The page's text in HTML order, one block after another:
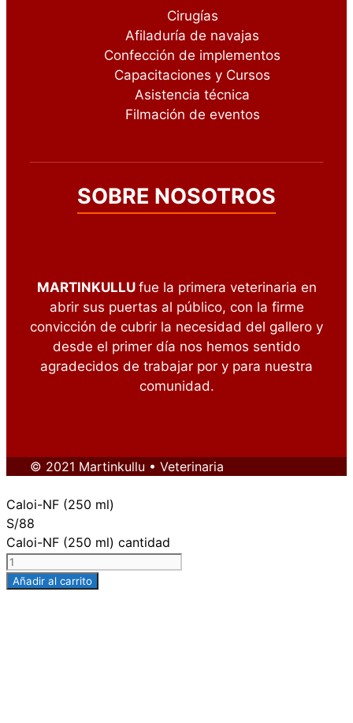
Cirugías
Afiladuría de navajas
Confección de implementos
Capacitaciones y Cursos
Asistencia técnica
Filmación de eventos
SOBRE NOSOTROS
MARTINKULLU fue la primera veterinaria en
abrir sus puertas al público, con la firme
convicción de cubrir la necesidad del gallero y
desde el primer día nos hemos sentido
agradecidos de trabajar por y para nuestra
comunidad.
© 2021 Martinkullu • Veterinaria
Caloi-NF (250 ml)
S/88
Caloi-NF (250 ml) cantidad
Añadir al carrito